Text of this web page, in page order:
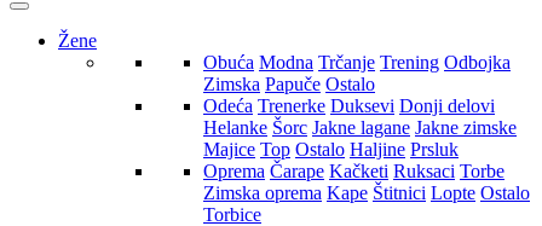
Žene
Obuća Modna Trčanje Trening Odbojka
Zimska Papuče Ostalo
Odeća Trenerke Duksevi Donji delovi
Helanke Šorc Jakne lagane Jakne zimske
Majice Top Ostalo Haljine Prsluk
Oprema Čarape Kačketi Ruksaci Torbe
Zimska oprema Kape Štitnici Lopte Ostalo
Torbice